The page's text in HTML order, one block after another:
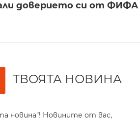
доверието си от ФИФА
ТВОЯТА НОВИНА
новина"! Новините от вас,